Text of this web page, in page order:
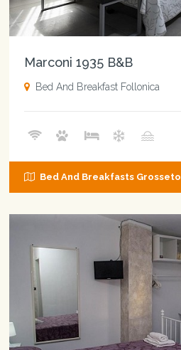
Marconi 1935 B&B
Bed And Breakfast Follonica
Bed And Breakfasts Grosseto